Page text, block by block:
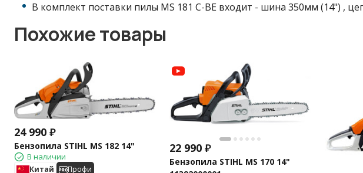
В комплект поставки пилы MS 181 C-BE входит - шина 350мм (14") ,
Похожие товары
24 990 ₽
Бензопила STIHL MS 182 14"
В наличии
Китай
Профи
22 990 ₽
Бензопила STIHL MS 170 14"